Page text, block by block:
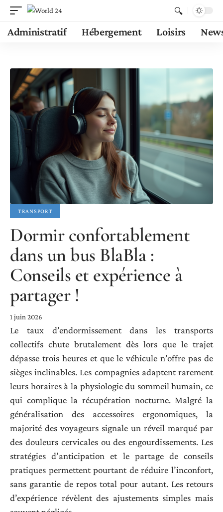
Administratif Hébergement Loisirs
TRANSPORT
Dormir confortablement
dans un bus BlaBla :
Conseils et expérience à
partager !
1 juin 2026
Le taux d’endormissement dans les transports
collectifs chute brutalement dès lors que le trajet
dépasse trois heures et que le véhicule n’offre pas de
sièges inclinables. Les compagnies adaptent rarement
leurs horaires à la physiologie du sommeil humain, ce
qui complique la récupération nocturne. Malgré la
généralisation des accessoires ergonomiques, la
majorité des voyageurs signale un réveil marqué par
des douleurs cervicales ou des engourdissements. Les
stratégies d’anticipation et le partage de conseils
pratiques permettent pourtant de réduire l’inconfort,
sans garantie de repos total pour autant. Les retours
d’expérience révèlent des ajustements simples mais